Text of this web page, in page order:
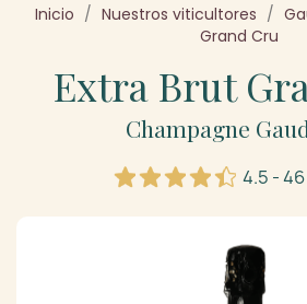
Inicio Nuestros viticultores
Grand Cru
Extra Brut
Champagne
4.5 -